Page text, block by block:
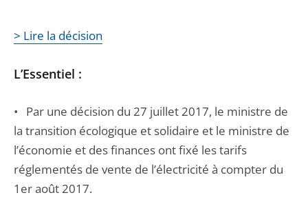
> Lire la décision
L’Essentiel :
• Par une décision du 27 juillet 2017, le ministre de
la transition écologique et solidaire et le ministre de
l’économie et des finances ont fixé les tarifs
réglementés de vente de l’électricité à compter du
1er août 2017.